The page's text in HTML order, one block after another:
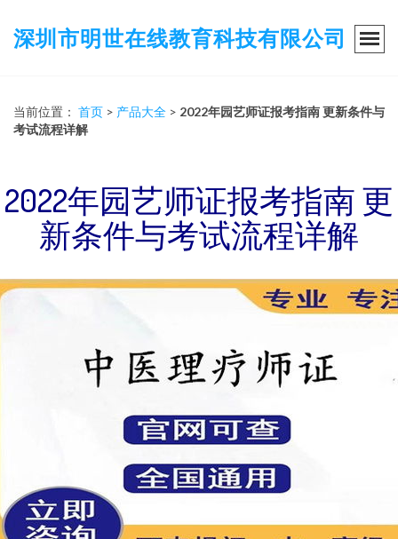
深圳市明世在线教育科技有限公司
当前位置： 首页 > 产品大全 > 2022年园艺师证报考指南 更新条件与
考试流程详解
2022年园艺师证报考指南 更
新条件与考试流程详解